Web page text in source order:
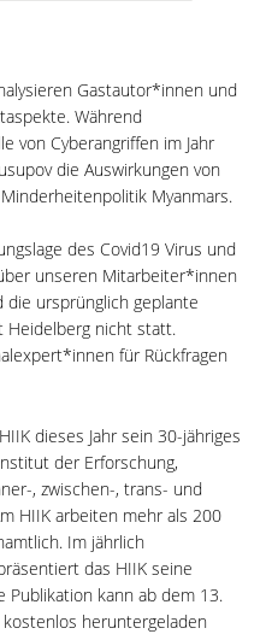
Gastautor*innen und
Während
von Cyberangriffen im Jahr
die Auswirkungen von
Myanmars.
des Covid19 Virus und
unseren Mitarbeiter*innen
die ursprünglich geplante
Heidelberg nicht statt.
für Rückfragen
dieses Jahr sein 30-jähriges
der Erforschung,
, zwischen-, trans- und
HIIK arbeiten mehr als 200
Im jährlich
das HIIK seine
Publikation kann ab dem 13.
heruntergeladen